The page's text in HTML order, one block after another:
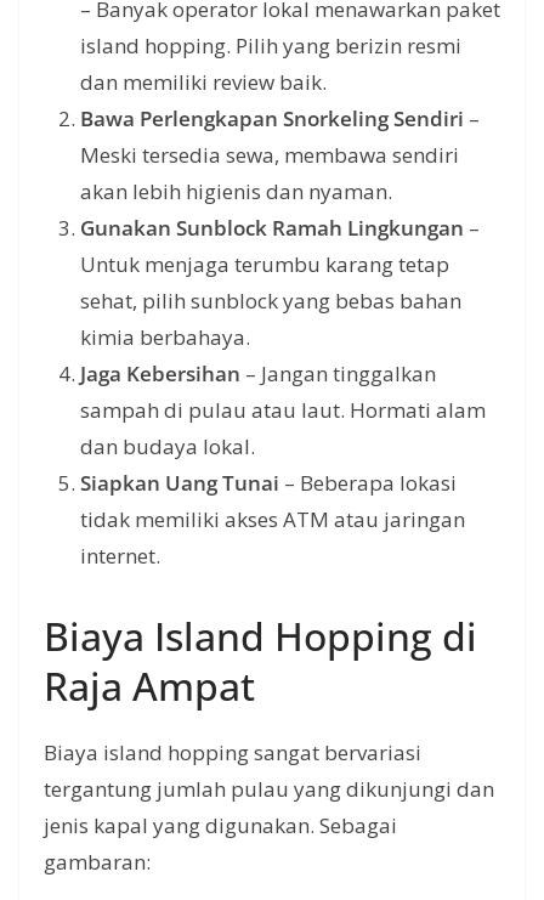
– Banyak operator lokal menawarkan paket
island hopping. Pilih yang berizin resmi
dan memiliki review baik.
Bawa Perlengkapan Snorkeling Sendiri –
Meski tersedia sewa, membawa sendiri
akan lebih higienis dan nyaman.
Gunakan Sunblock Ramah Lingkungan –
Untuk menjaga terumbu karang tetap
sehat, pilih sunblock yang bebas bahan
kimia berbahaya.
Jaga Kebersihan – Jangan tinggalkan
sampah di pulau atau laut. Hormati alam
dan budaya lokal.
Siapkan Uang Tunai – Beberapa lokasi
tidak memiliki akses ATM atau jaringan
internet.
Biaya Island Hopping di
Raja Ampat
Biaya island hopping sangat bervariasi
tergantung jumlah pulau yang dikunjungi dan
jenis kapal yang digunakan. Sebagai
gambaran: